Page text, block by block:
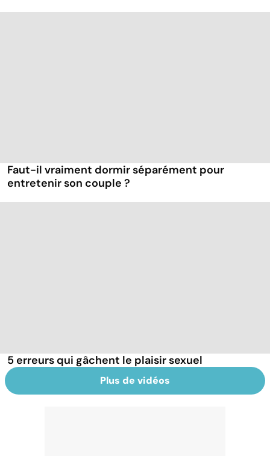
Faut-il vraiment dormir séparément pour
entretenir son couple ?
5 erreurs qui gâchent le plaisir sexuel
Plus de vidéos